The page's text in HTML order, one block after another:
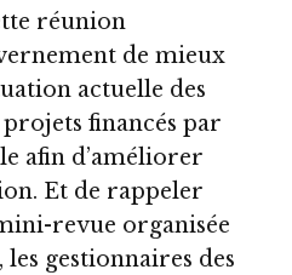
réunion
de mieux
actuelle des
projets financés par
afin d’améliorer
Et de rappeler
revue organisée
gestionnaires des